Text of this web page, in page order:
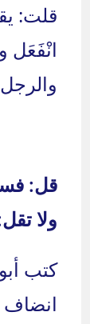
قلت:
انْفَعَل
قل:
ولا
كتب
انضاف